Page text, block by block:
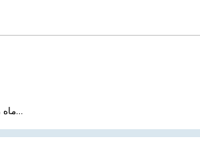
ماه رمضان که انسان خود را از امیال و خواسته ها دور می کند برای آدمی آسان تر است که از غیبت دوری کند...